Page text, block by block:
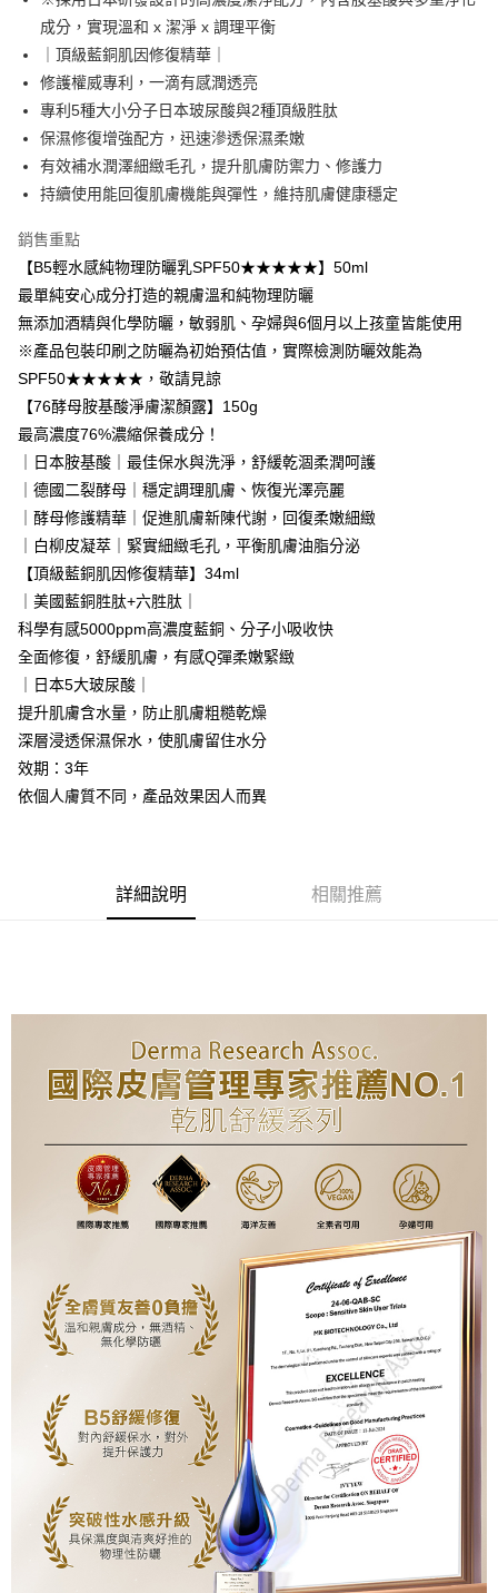
3.實際核准額度、可分期數及費用金額請依後續交易確認頁面所載為準。
4.訂單成立30分鐘內，如未前往確認交易或遇審核未通過，訂單將自動取
消。如遇「轉專審核」未通過狀況，表示未達大哥付你分期系統評分，恕無
法說明評估內容。
【繳款方式說明】
1.分期款項不併入電信帳單，「大哥付你分期」於每月結算日後寄送繳費提
2.透過簡訊連結打開帳單後，可選擇「超商條碼／台灣大直營門市／銀行轉
帳／街口支付／iPASS MONEY」等通路繳費。
【注意事項】
用戶於交易時，得透過本服務購買商品或服務，並由商店將買賣／分期付款
買賣價金債權讓與本公司後，依約使用本公司帳單繳交帳款。
2.基於同意付款使用「大哥付你分期」之契約關係目的，商店將以您的個人
資料（包含姓名、電話或地址）提供予台灣大哥大進項蒐集、處理及利用，
由本公司與您本人進行分期帳單所需資料之確認、核對及更正。
3.完整用戶服務條款，請詳閱以下連結：https://oppay.tw/userRule
１．簡單：不需註冊會員、不需綁卡、不需儲值。
２．便利：只要手機號碼，簡訊認證，即可結帳。
３．安心：先確認商品／服務後，再付款。
【「AFTEE先享後付」結帳流程】
１．於結帳方式選擇「AFTEE先享後付」後，將跳轉至「AFTEE先享後付」
２．訂單成立數日內，您將收到繳費通知簡訊。
３．收到繳費通知簡訊後14天內，點擊此簡訊中的連結，可透過四大超商／
※ 請注意：結帳手續完成當下不需立刻繳費，但若您需要取消訂單，請聯絡
後付繳納相關費用。
※ 交易是否成功請以「AFTEE先享後付 」之結帳頁面顯示為準，若有關於
是否繳費成功／繳費後需取消欲退款等相關疑問，請聯繫「AFTEE先享後付
客戶支援中心」https://netprotections.freshdesk.com/support/home
【注意事項】
易，需依本服務之必要範圍內提供個人資料，並將交易相關給付款項請求債
權轉讓予恩沛科技股份有限公司。
２．關於個人資料處理事宜，請瀏覽以下網址：
https://aftee.tw/terms/#terms3
３．未成年的使用者請事先徵得法定代理人或監護人之同意方可使用
「AFTEE先享後付」，若未經同意申辦者引起之損失，本公司不負相關責
任。
４．使用「AFTEE先享後付」時，將依據個別帳號之用戶狀況，依本公司即
時審查核予不同之上限額度；若仍有額度不足之情形，本公司將視審查結果
請求用戶進行身份認證。
恩沛科技股份有限公司將有權停止該用戶之使用額度並採取法律行動。
貨到付款
運送方式
全家取貨付款
付款後全家取貨
萊爾富取貨付款
每筆NT$80，滿NT$2,000(含以上)免運費
付款後萊爾富取貨
7-11取貨付款
每筆NT$80，滿NT$2,000(含以上)免運費
付款後7-11取貨
每筆NT$80，滿NT$1,880(含以上)免運費
台灣宅配(便利帶)
每筆NT$80，滿NT$1,880(含以上)免運費
離島宅配
每筆NT$100，滿NT$2,000(含以上)免運費
宅配貨到付款
每筆NT$100，滿NT$2,000(含以上)免運費
海外配送(日韓地區請提供英文收件地址及姓名，韓國址末
端請提供收件人的個人通關碼)
成分，實現溫和 x 潔淨 x 調理平衡
｜頂級藍銅肌因修復精華｜
修護權威專利，一滴有感潤透亮
專利5種大小分子日本玻尿酸與2種頂級胜肽
保濕修復增強配方，迅速滲透保濕柔嫩
有效補水潤澤細緻毛孔，提升肌膚防禦力、修護力
持續使用能回復肌膚機能與彈性，維持肌膚健康穩定
銷售重點
【B5輕水感純物理防曬乳SPF50★★★★★】50ml
最單純安心成分打造的親膚溫和純物理防曬
無添加酒精與化學防曬，敏弱肌、孕婦與6個月以上孩童皆能使用
※產品包裝印刷之防曬為初始預估值，實際檢測防曬效能為
SPF50★★★★★，敬請見諒
【76酵母胺基酸淨膚潔顏露】150g
最高濃度76%濃縮保養成分！
｜日本胺基酸｜最佳保水與洗淨，舒緩乾涸柔潤呵護
｜德國二裂酵母｜穩定調理肌膚、恢復光澤亮麗
｜酵母修護精華｜促進肌膚新陳代謝，回復柔嫩細緻
｜白柳皮凝萃｜緊實細緻毛孔，平衡肌膚油脂分泌
【頂級藍銅肌因修復精華】34ml
｜美國藍銅胜肽+六胜肽｜
科學有感5000ppm高濃度藍銅、分子小吸收快
全面修復，舒緩肌膚，有感Q彈柔嫩緊緻
｜日本5大玻尿酸｜
提升肌膚含水量，防止肌膚粗糙乾燥
深層浸透保濕保水，使肌膚留住水分
效期：3年
依個人膚質不同，產品效果因人而異
詳細說明 相關推薦